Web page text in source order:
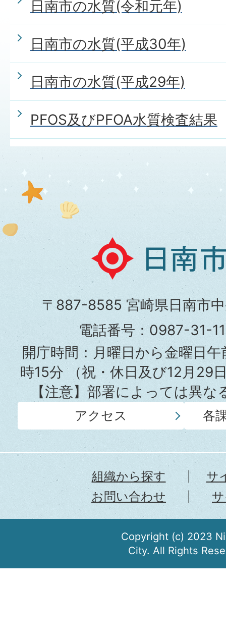
日南市の水質(令和元年)
日南市の水質(平成30年)
日南市の水質(平成29年)
PFOS及びPFOA水質検査結果
日
南
市
役
所
〒887-8585 宮崎県日南市
電話番号：0987-31-
開庁時間：月曜日から金曜日
時15分（祝・休日及び12月29
【注意】部署によっては異
アクセス 各
組織から探す
サ
お問い合わせ
Copyright (c) 2023
City. All Rights